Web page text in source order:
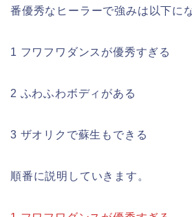
番優秀なヒーラーで強みは以下に
1 フワフワダンスが優秀すぎる
2 ふわふわボディがある
3 ザオリクで蘇生もできる
順番に説明していきます。